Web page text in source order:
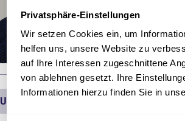
Privatsphäre-Einstellungen
Wir setzen Cookies ein, um
helfen uns, unsere Website zu
auf Ihre Interessen zugeschnittene
von ablehnen gesetzt. Ihre
Informationen hierzu finden Sie in
Unser Team